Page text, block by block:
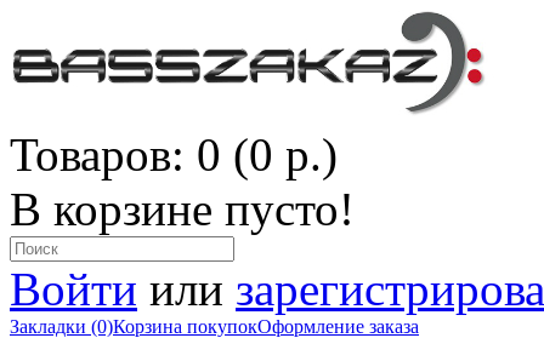
Товаров: 0 (0 р.)
В корзине пусто!
Войти или
Закладки (0)Корзина покупокОформление заказа